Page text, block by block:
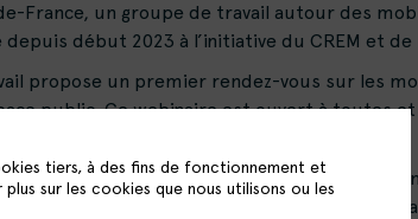
France, un groupe de travail autour des
depuis début 2023 à l’initiative du CREM et de
propose un premier rendez-vous sur les
public. Ce webinaire est ouvert à toutes
rendez-vous est d’alimenter les
l’espace public ainsi que sur les mobilités
tiers, à des fins de fonctionnement et
plus sur les cookies que nous utilisons ou les